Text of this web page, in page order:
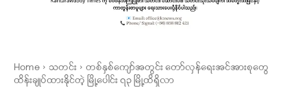
Home သတင်း
တစ်နှစ်ကျော်အတွင်း တော်လှန်ရေးအင်အားစုတွေ
ထိန်းချုပ်ထားနိုင်တဲ့ မြို့ပေါင်း ၇၃ မြို့ထိရှိလာ